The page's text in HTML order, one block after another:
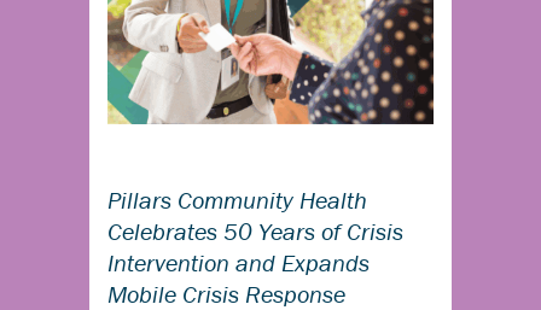
Pillars Community Health
Celebrates 50 Years of Crisis
Intervention and Expands
Mobile Crisis Response